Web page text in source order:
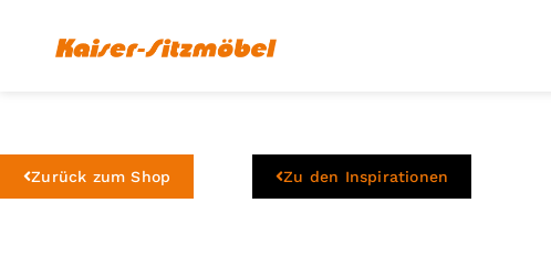
Zurück zum Shop Zu den Inspirationen